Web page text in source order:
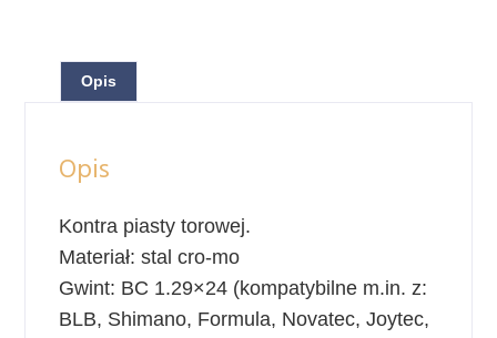
Opis
Opis
Kontra piasty torowej.
Materiał: stal cro-mo
Gwint: BC 1.29×24 (kompatybilne m.in. z:
BLB, Shimano, Formula, Novatec, Joytec,